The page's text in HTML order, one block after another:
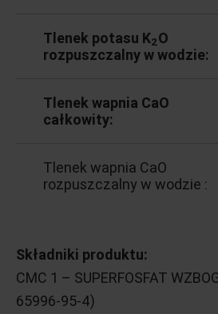
Tlenek potasu K2O
rozpuszczalny w wodzie:
Tlenek wapnia CaO
całkowity:
Tlenek wapnia CaO
rozpuszczalny w wodzie :
Składniki produktu:
CMC 1 – SUPERFOSFAT
65996-95-4)